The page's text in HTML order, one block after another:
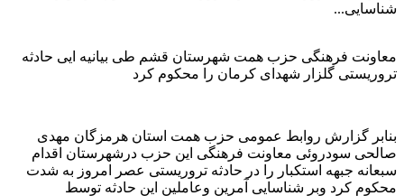
شناسایی...
معاونت فرهنگی حزب همت شهرستان قشم طی بیانیه ایی حادثه
تروریستی گلزار شهدای کرمان را محکوم کرد
بنابر گزارش روابط عمومی حزب همت استان هرمزگان مهدی
صالحی سودروئی معاونت فرهنگی این حزب درشهرستان اقدام
سبعانه جبهه استکبار را در حادثه تروریستی عصر امروز به شدت
محکوم کرد وبر شناسایی آمرین وعاملین این حادثه توسط